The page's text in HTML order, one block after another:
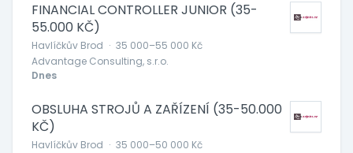
FINANCIAL CONTROLLER JUNIOR (35-
55.000 KČ)
Havlíčkův Brod · 35 000–55 000 Kč
Advantage Consulting, s.r.o.
Dnes
OBSLUHA STROJŮ A ZAŘÍZENÍ (35-50.000
KČ)
Havlíčkův Brod · 35 000–50 000 Kč